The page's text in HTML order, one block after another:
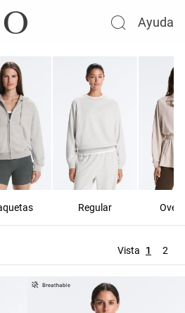
Ayuda
Regular
Vista 1 2